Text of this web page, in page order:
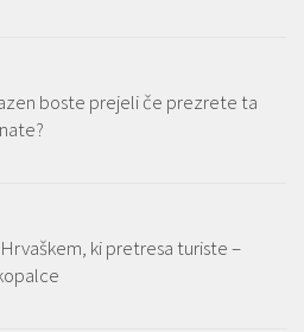
boste prejeli če prezrete ta
ki pretresa turiste –